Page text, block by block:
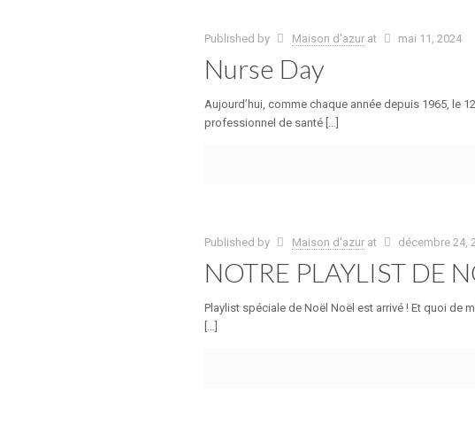
Published by Maison d'azur at mai 11, 2024
Nurse Day
Aujourd’hui, comme chaque année depuis 1965, le
professionnel de santé […]
Published by Maison d'azur at décembre 24,
NOTRE PLAYLIST DE
Playlist spéciale de Noël Noël est arrivé ! Et quoi de
[…]